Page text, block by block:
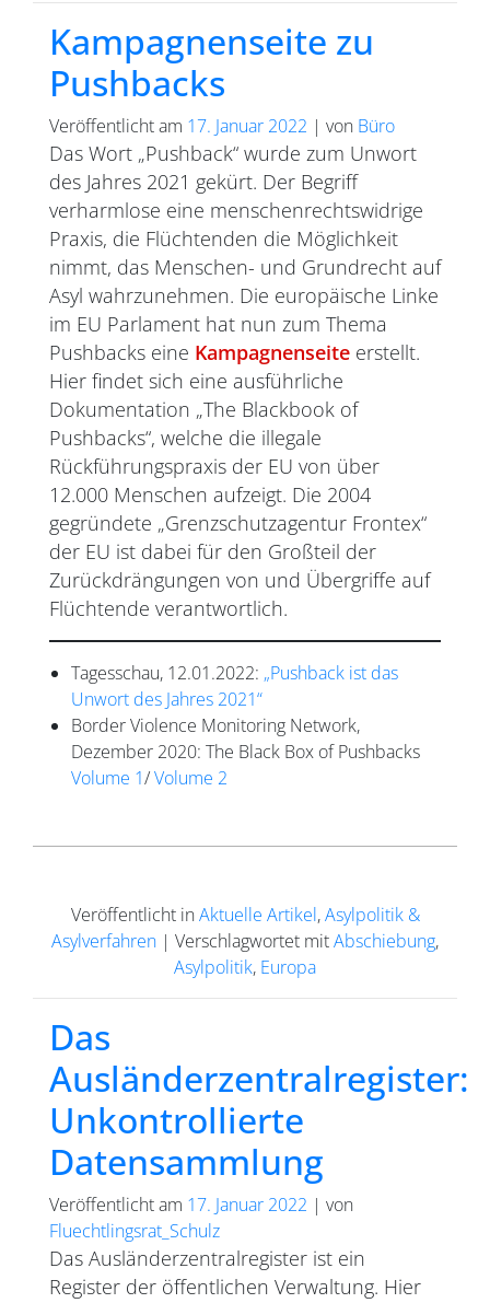
Kampagnenseite zu
Pushbacks
Veröffentlicht am 17. Januar 2022 | von Büro
Das Wort „Pushback“ wurde zum Unwort
des Jahres 2021 gekürt. Der Begriff
verharmlose eine menschenrechtswidrige
Praxis, die Flüchtenden die Möglichkeit
nimmt, das Menschen- und Grundrecht auf
Asyl wahrzunehmen. Die europäische Linke
im EU Parlament hat nun zum Thema
Pushbacks eine Kampagnenseite erstellt.
Hier findet sich eine ausführliche
Dokumentation „The Blackbook of
Pushbacks“, welche die illegale
Rückführungspraxis der EU von über
12.000 Menschen aufzeigt. Die 2004
gegründete „Grenzschutzagentur Frontex“
der EU ist dabei für den Großteil der
Zurückdrängungen von und Übergriffe auf
Flüchtende verantwortlich.
Tagesschau, 12.01.2022: „Pushback ist das
Unwort des Jahres 2021“
Border Violence Monitoring Network,
Dezember 2020: The Black Box of Pushbacks
Volume 1/Volume 2
Veröffentlicht inAktuelle Artikel,Asylpolitik &
Asylverfahren | Verschlagwortet mitAbschiebung,
Asylpolitik, Europa
Das
Ausländerzentralregister:
Unkontrollierte
Datensammlung
Veröffentlicht am 17. Januar 2022 | von
Fluechtlingsrat_Schulz
Das Ausländerzentralregister ist ein
Register der öffentlichen Verwaltung. Hier